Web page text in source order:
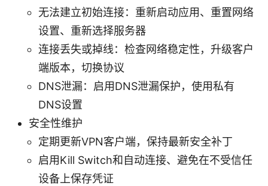
无法建立初始连接：重新启动应用、重置网络
设置、重新选择服务器
连接丢失或掉线：检查网络稳定性，升级客户
端版本，切换协议
DNS泄漏：启用DNS泄漏保护，使用私有
DNS设置
安全性维护
定期更新VPN客户端，保持最新安全补丁
启用Kill Switch和自动连接、避免在不受信任
设备上保存凭证